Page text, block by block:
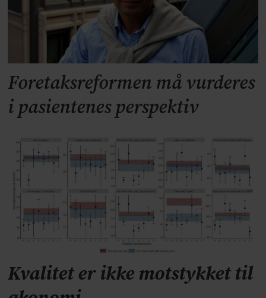
Foretaksreformen må vurderes
i pasientenes perspektiv
Kvalitet er ikke motstykket til